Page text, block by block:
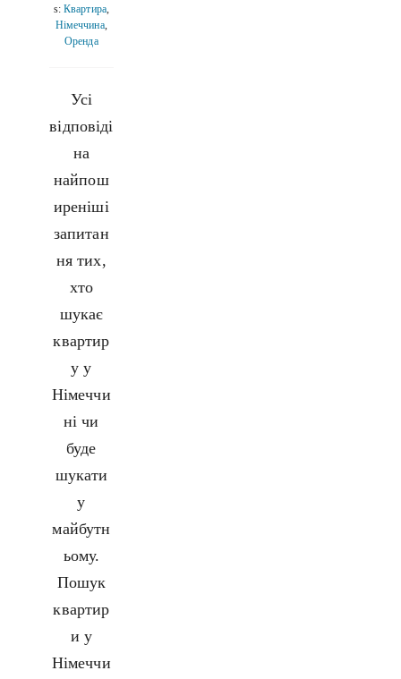
s: Квартира,
Німеччина,
Оренда
Усі
відповіді
на
найпош
иреніші
запитан
ня тих,
хто
шукає
квартир
у у
Німеччи
ні чи
буде
шукати
у
майбутн
ьому.
Пошук
квартир
и у
Німеччи